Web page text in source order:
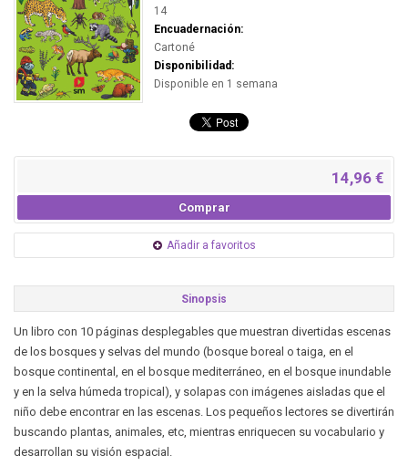
14
Encuadernación:
Cartoné
Disponibilidad:
Disponible en 1 semana
14,96 €
Comprar
Añadir a favoritos
Sinopsis
Un libro con 10 páginas desplegables que muestran divertidas escenas
de los bosques y selvas del mundo (bosque boreal o taiga, en el
bosque continental, en el bosque mediterráneo, en el bosque inundable
y en la selva húmeda tropical), y solapas con imágenes aisladas que el
niño debe encontrar en las escenas. Los pequeños lectores se divertirán
buscando plantas, animales, etc, mientras enriquecen su vocabulario y
desarrollan su visión espacial.